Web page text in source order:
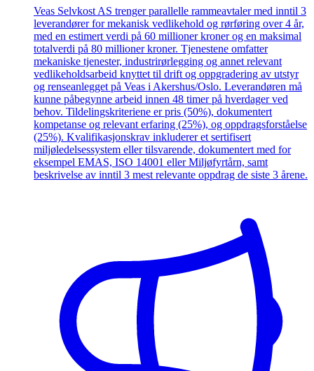
Veas Selvkost AS trenger parallelle rammeavtaler med inntil 3
leverandører for mekanisk vedlikehold og rørføring over 4 år,
med en estimert verdi på 60 millioner kroner og en maksimal
totalverdi på 80 millioner kroner. Tjenestene omfatter
mekaniske tjenester, industrirørlegging og annet relevant
vedlikeholdsarbeid knyttet til drift og oppgradering av utstyr
og renseanlegget på Veas i Akershus/Oslo. Leverandøren må
kunne påbegynne arbeid innen 48 timer på hverdager ved
behov. Tildelingskriteriene er pris (50%), dokumentert
kompetanse og relevant erfaring (25%), og oppdragsforståelse
(25%). Kvalifikasjonskrav inkluderer et sertifisert
miljøledelsessystem eller tilsvarende, dokumentert med for
eksempel EMAS, ISO 14001 eller Miljøfyrtårn, samt
beskrivelse av inntil 3 mest relevante oppdrag de siste 3 årene.